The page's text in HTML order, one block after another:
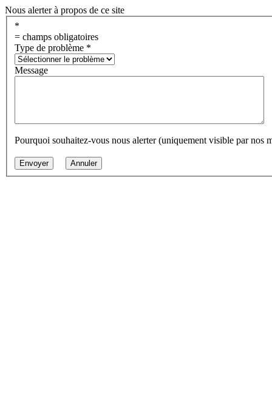
Nous alerter à propos de ce site
*
= champs obligatoires
Type de problème *
Message
Pourquoi souhaitez-vous nous alerter (uniquement visible par nos